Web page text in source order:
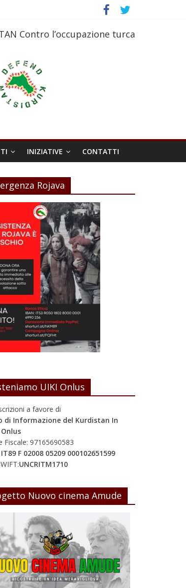
Contro l’occupazione turca
INIZIATIVE CONTATTI
Rojava
UIKI Onlus
a favore di
di Informazione del Kurdistan In
Fiscale: 97165690583
IT89 F 02008 05209 000102651599
UNCRITM1710
Nuovo cinema Amude